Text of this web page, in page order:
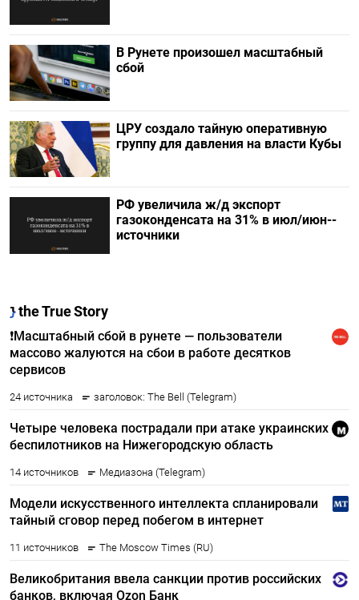
В Рунете произошел масштабный
сбой
ЦРУ создало тайную оперативную
группу для давления на власти Кубы
РФ увеличила ж/д экспорт
газоконденсата на 31% в июл/июн--
источники